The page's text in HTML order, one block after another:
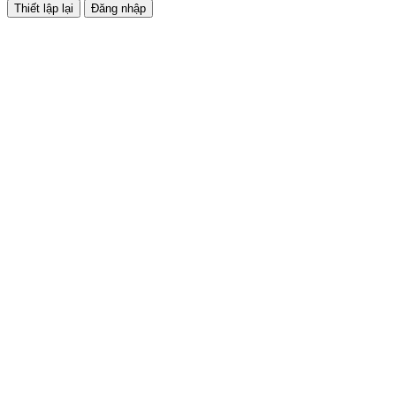
Đăng nhập